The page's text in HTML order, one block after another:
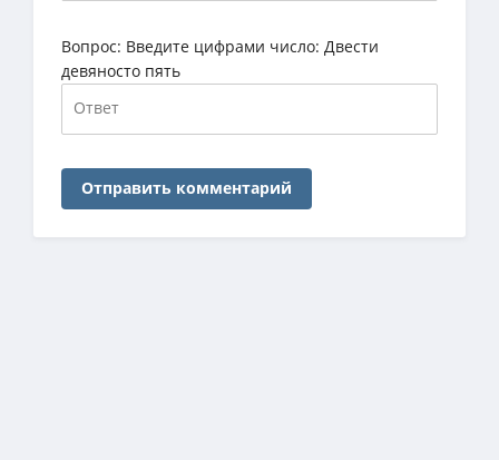
Вопрос: Введите цифрами число: Двести
девяносто пять
Отправить комментарий